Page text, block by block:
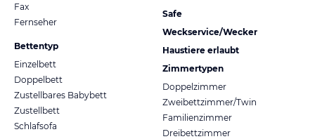
Fax
Fernseher
Bettentyp
Einzelbett
Doppelbett
Zustellbares Babybett
Zustellbett
Schlafsofa
Safe
Weckservice/Wecker
Haustiere erlaubt
Zimmertypen
Doppelzimmer
Zweibettzimmer/Twin
Familienzimmer
Dreibettzimmer